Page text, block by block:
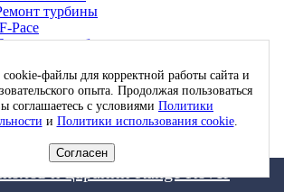
дисков Range Rover
обработка порогов Range Rover
Rover в Black Pack Edition
и царапин Range Rover
турбины
Pace
обслуживание
масла в АКПП
тормозных колодок
ремня ГРМ
Ремонт двигателя
Ремонт АКПП
турбины
файлы для корректной работы сайта и
опыта. Продолжая пользоваться
соглашаетесь с условиями Политики
и Политики использования cookie.
Согласен